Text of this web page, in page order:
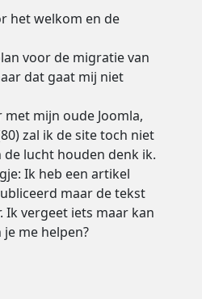
het welkom en de
voor de migratie van
dat gaat mij niet
mijn oude Joomla,
zal ik de site toch niet
de lucht houden denk ik.
Ik heb een artikel
maar de tekst
vergeet iets maar kan
me helpen?